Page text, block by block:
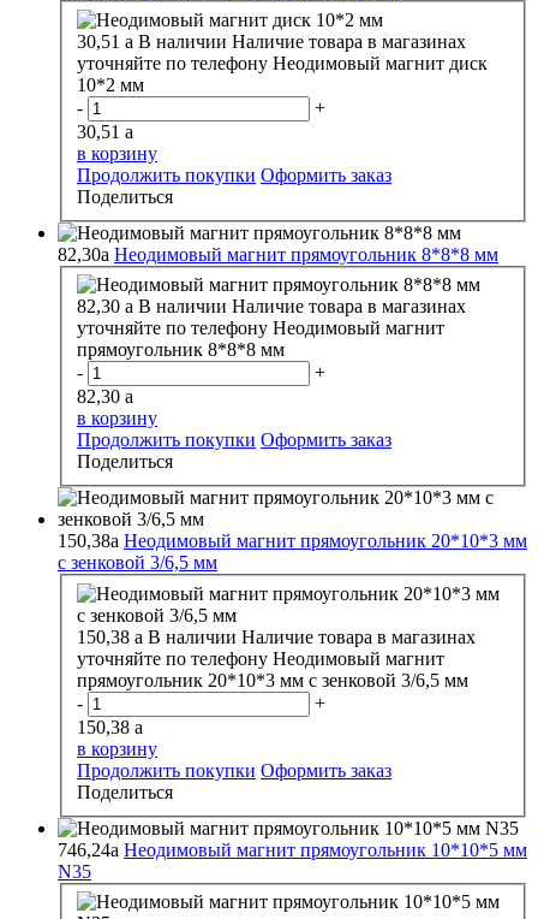
30,51 a В наличии Наличие товара в магазинах
уточняйте по телефону Неодимовый магнит диск
10*2 мм
-
+
30,51 a
в корзину
Продолжить покупки Оформить заказ
Поделиться
82,30a Неодимовый магнит прямоугольник 8*8*8 мм
82,30 a В наличии Наличие товара в магазинах
уточняйте по телефону Неодимовый магнит
прямоугольник 8*8*8 мм
-
+
82,30 a
в корзину
Продолжить покупки Оформить заказ
Поделиться
150,38a Неодимовый магнит прямоугольник 20*10*3 мм
с зенковой 3/6,5 мм
150,38 a В наличии Наличие товара в магазинах
уточняйте по телефону Неодимовый магнит
прямоугольник 20*10*3 мм с зенковой 3/6,5 мм
-
+
150,38 a
в корзину
Продолжить покупки Оформить заказ
Поделиться
746,24a Неодимовый магнит прямоугольник 10*10*5 мм
N35